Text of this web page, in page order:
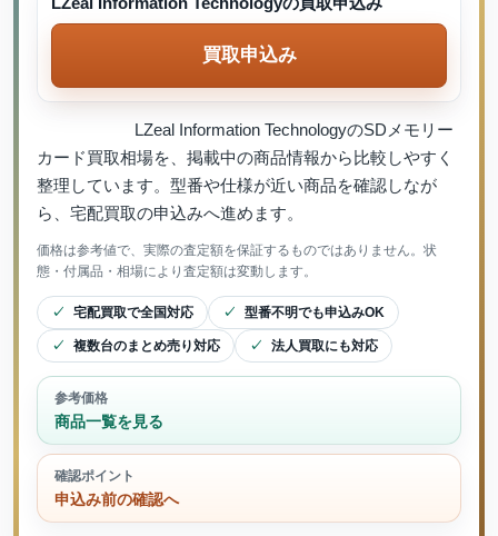
LZeal Information TechnologyのSDメモリー
カード買取相場を、掲載中の商品情報から比較しやすく
整理しています。型番や仕様が近い商品を確認しなが
ら、宅配買取の申込みへ進めます。
価格は参考値で、実際の査定額を保証するものではありません。状
態・付属品・相場により査定額は変動します。
宅配買取で全国対応 型番不明でも申込みOK
複数台のまとめ売り対応 法人買取にも対応
参考価格
商品一覧を見る
確認ポイント
申込み前の確認へ
買取申込み